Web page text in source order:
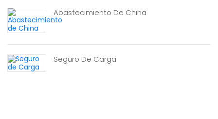
Abastecimiento De China
Seguro De Carga